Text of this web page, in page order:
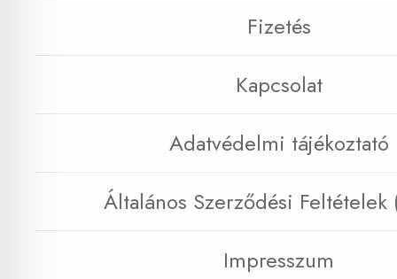
Fizetés
Kapcsolat
Adatvédelmi tájékoztató
Általános Szerződési Feltételek
Impresszum